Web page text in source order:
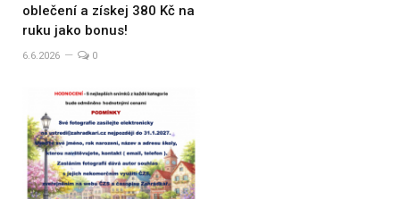
oblečení a získej 380 Kč na
ruku jako bonus!
6.6.2026 0